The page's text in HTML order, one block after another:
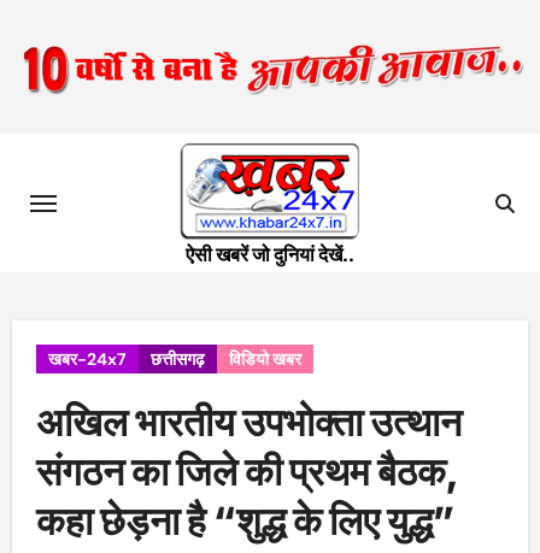
content
ऐसी खबरें जो दुनियां देखें..
खबर-24x7 छत्तीसगढ़ विडियो खबर
अखिल भारतीय उपभोक्ता उत्थान
संगठन का जिले की प्रथम बैठक,
कहा छेड़ना है “शुद्ध के लिए युद्ध”